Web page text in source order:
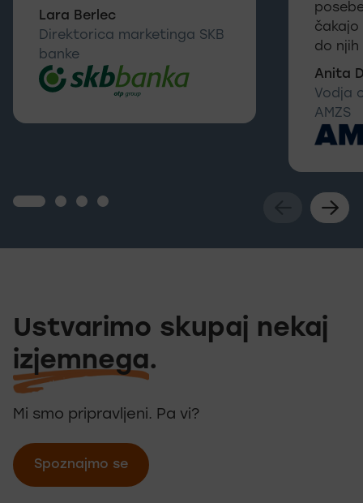
Lara Berlec
Direktorica marketinga SKB
banke
čakajo
do njih
Anita
Vodja
AMZS
Ustvarimo skupaj nekaj
izjemnega.
Mi smo pripravljeni. Pa vi?
Spoznajmo se